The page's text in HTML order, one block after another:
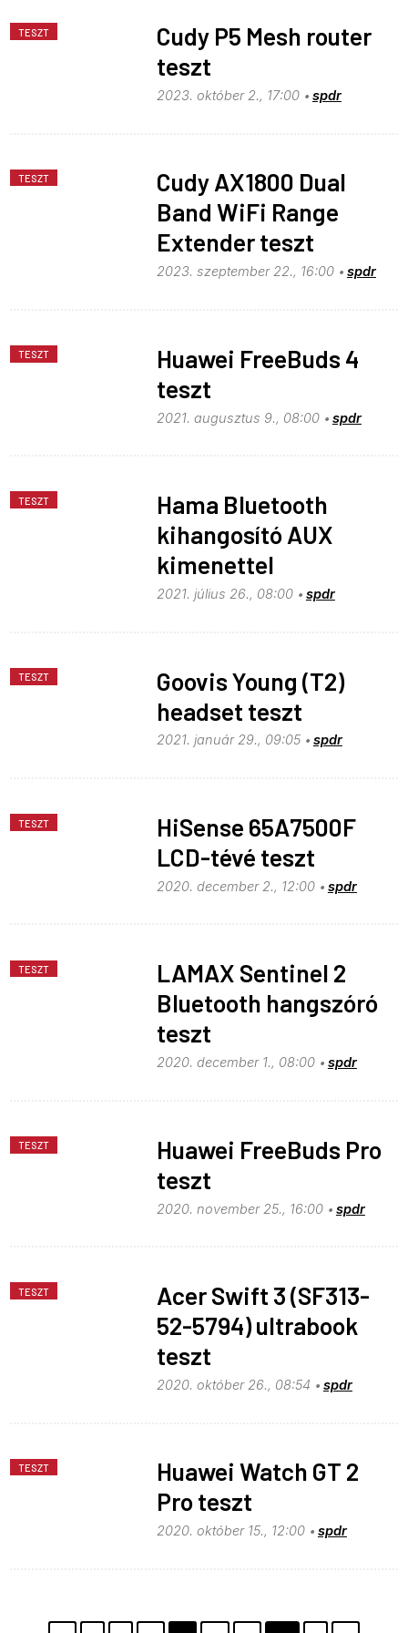
TESZT
Cudy P5 Mesh router
teszt
2023. október 2., 17:00 spdr
TESZT
Cudy AX1800 Dual
Band WiFi Range
Extender teszt
2023. szeptember 22., 16:00 spdr
TESZT
Huawei FreeBuds 4
teszt
2021. augusztus 9., 08:00 spdr
TESZT
Hama Bluetooth
kihangosító AUX
kimenettel
2021. július 26., 08:00 spdr
TESZT
Goovis Young (T2)
headset teszt
2021. január 29., 09:05 spdr
TESZT
HiSense 65A7500F
LCD-tévé teszt
2020. december 2., 12:00 spdr
TESZT
LAMAX Sentinel 2
Bluetooth hangszóró
teszt
2020. december 1., 08:00 spdr
TESZT
Huawei FreeBuds Pro
teszt
2020. november 25., 16:00 spdr
TESZT
Acer Swift 3 (SF313-
52-5794) ultrabook
teszt
2020. október 26., 08:54 spdr
TESZT
Huawei Watch GT 2
Pro teszt
2020. október 15., 12:00 spdr
Pagination